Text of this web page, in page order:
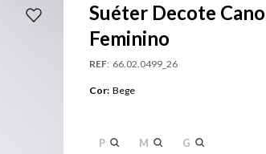
Suéter Decote
Feminino
REF: 66.02.0499_26
Cor: Bege
P M G